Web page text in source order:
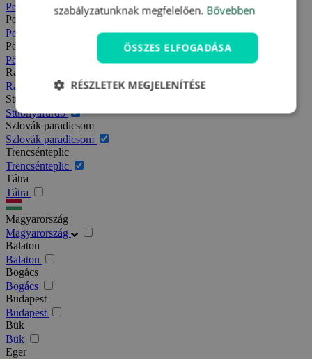
Podhajska
Pozsony
Pozsony
Pöstyén
Pöstyén
Rajecfürdő
Rajecfürdő
Stubnyafürdő
Stubnyafürdő
Szlovák paradicsom
Szlovák paradicsom
Trencsénteplic
Trencsénteplic
Tátra
Tátra
Magyarország
Magyarország
Balaton
Balaton
Bogács
Bogács
Budapest
Budapest
Bük
Bük
Eger
szabályzatunknak megfelelően. Bővebben
ÖSSZES ELFOGADÁSA
RÉSZLETEK MEGJELENÍTÉSE